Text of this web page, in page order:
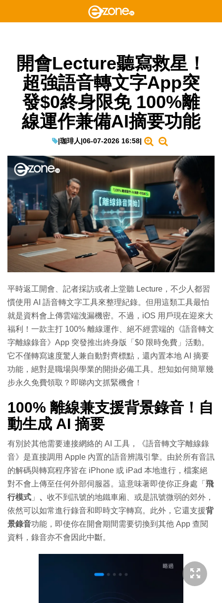
開會Lecture聽寫救星！
超強語音轉文字App突
發$0終身限免 100%離
線運作兼備AI摘要功能
|珈琲人|06-07-2026 16:58|
平時返工開會、記者採訪或者上堂聽 Lecture，不少人都習
慣使用 AI 語音轉文字工具來整理紀錄。但用這類工具最怕
就是資料會上傳雲端洩漏機密。不過，iOS 用戶現在迎來大
福利！一款主打 100% 離線運作、絕不經雲端的《語音轉文
字離線錄音》App 突發推出終身版「$0 限時免費」活動。
它不僅轉寫速度驚人兼自動對齊標點，還內置本地 AI 摘要
功能，絕對是職場與學業的開掛必備工具。想知如何簡單幾
步永久免費領取？即睇內文抓緊機會！
100% 離線兼支援背景錄音！自
動生成 AI 摘要
有別於其他需要連接網絡的 AI 工具，《語音轉文字離線錄
音》是直接調用 Apple 內置的語音辨識引擎。由於所有音訊
的解碼與轉寫程序皆在 iPhone 或 iPad 本地進行，檔案絕
對不會上傳至任何外部伺服器。這意味著即使你正身處「 飛
行模式 」 、 收不到訊號的地鐵車廂、或是訊號微弱的郊外，
依然可以如常進行錄音和即時文字轉寫。此外，它還支援背
景錄音功能，即使你在開會期間需要切換到其他 App 查閱
資料，錄音亦不會因此中斷。